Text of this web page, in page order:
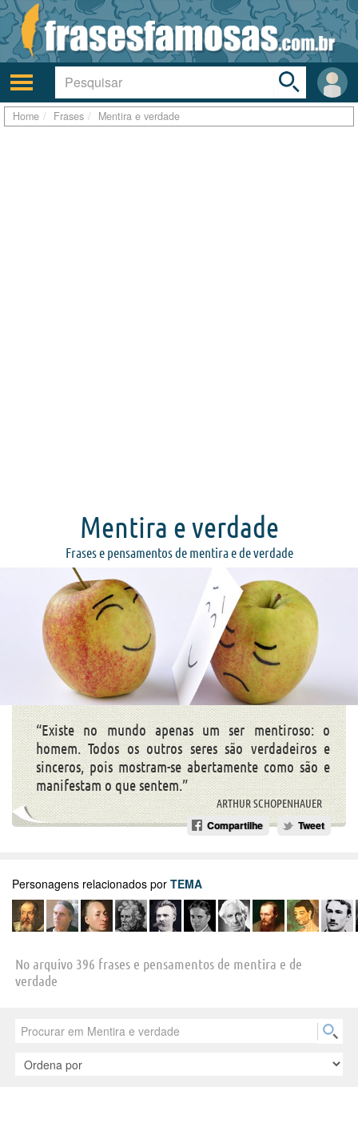
Ativar/desativar
a
navegação
Área
do
Toggle
search
bar
Home Frases Mentira e verdade
Mentira e verdade
Frases e pensamentos de mentira e de verdade
“Existe no mundo apenas um ser mentiroso: o
homem. Todos os outros seres são verdadeiros e
sinceros, pois mostram-se abertamente como são e
manifestam o que sentem.”
ARTHUR SCHOPENHAUER
Compartilhe Tweet
Personagens relacionados por TEMA
No arquivo 396 frases e pensamentos de mentira e de
verdade